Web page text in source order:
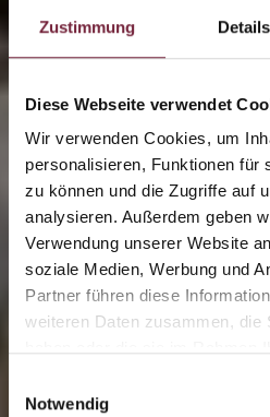
Zustimmung Details
Diese Webseite verwendet
Wir verwenden Cookies, um
personalisieren, Funktionen für
zu können und die Zugriffe auf
analysieren. Außerdem geben
Verwendung unserer Website
soziale Medien, Werbung und
Partner führen diese
weiteren Daten zusammen, die
Notwendig